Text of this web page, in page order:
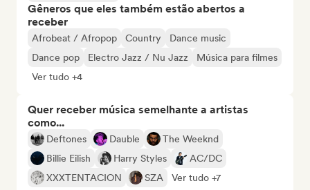
Gêneros que eles também estão abertos a
receber
Afrobeat / Afropop Country
Dance music
Dance pop
Electro Jazz / Nu Jazz
Música para filmes
Ver tudo +4
Quer receber música semelhante a artistas
como...
Deftones Dauble
The Weeknd
Billie Eilish
Harry Styles
AC/DC
XXXTENTACION
SZA Ver tudo +7